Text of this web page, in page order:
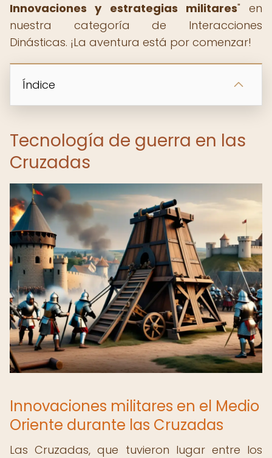
Innovaciones y estrategias militares" en
nuestra categoría de Interacciones
Dinásticas. ¡La aventura está por comenzar!
Índice
Tecnología de guerra en las
Cruzadas
Innovaciones militares en el Medio
Oriente durante las Cruzadas
Las Cruzadas, que tuvieron lugar entre los